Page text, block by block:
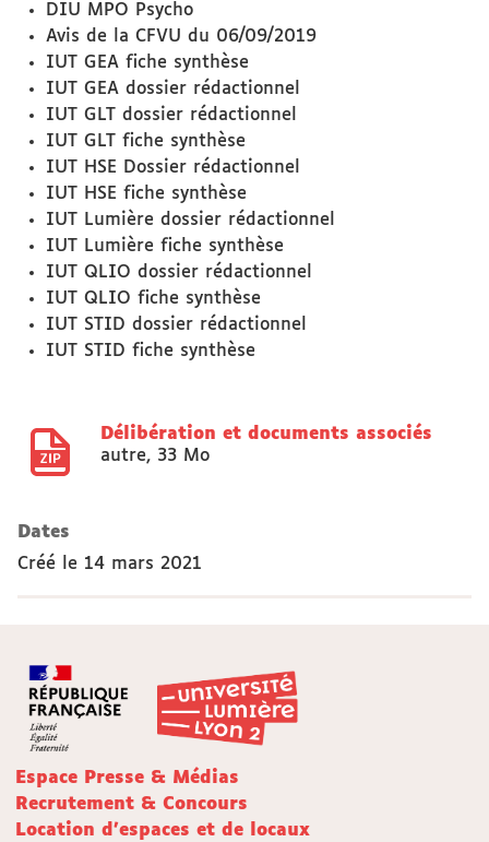
DIU MPO Psycho
Avis de la CFVU du 06/09/2019
IUT GEA fiche synthèse
IUT GEA dossier rédactionnel
IUT GLT dossier rédactionnel
IUT GLT fiche synthèse
IUT HSE Dossier rédactionnel
IUT HSE fiche synthèse
IUT Lumière dossier rédactionnel
IUT Lumière fiche synthèse
IUT QLIO dossier rédactionnel
IUT QLIO fiche synthèse
IUT STID dossier rédactionnel
IUT STID fiche synthèse
Délibération et documents associés
autre, 33 Mo
Dates
Créé le 14 mars 2021
Espace Presse & Médias
Recrutement & Concours
Location d'espaces et de locaux